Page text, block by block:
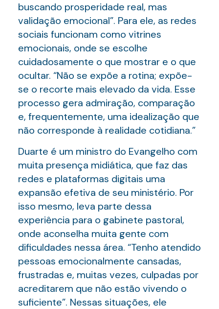
buscando prosperidade real, mas
validação emocional”. Para ele, as redes
sociais funcionam como vitrines
emocionais, onde se escolhe
cuidadosamente o que mostrar e o que
ocultar. “Não se expõe a rotina; expõe-
se o recorte mais elevado da vida. Esse
processo gera admiração, comparação
e, frequentemente, uma idealização que
não corresponde à realidade cotidiana.”
Duarte é um ministro do Evangelho com
muita presença midiática, que faz das
redes e plataformas digitais uma
expansão efetiva de seu ministério. Por
isso mesmo, leva parte dessa
experiência para o gabinete pastoral,
onde aconselha muita gente com
dificuldades nessa área. “Tenho atendido
pessoas emocionalmente cansadas,
frustradas e, muitas vezes, culpadas por
acreditarem que não estão vivendo o
suficiente”. Nessas situações, ele